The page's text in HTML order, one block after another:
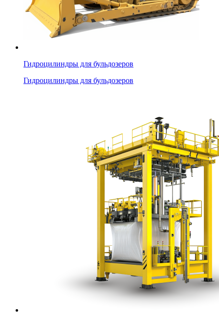
Гидроцилиндры для бульдозеров
Гидроцилиндры для бульдозеров